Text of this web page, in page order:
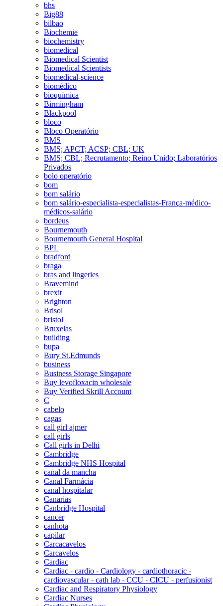
bhs
Big88
bilbao
Biochemie
biochemistry
biomedical
Biomedical Scientist
Biomedical Scientists
biomedical-science
biomédico
bioquímica
Birmingham
Blackpool
bloco
Bloco Operatório
BMS
BMS; APCT; ACSP; CBL; UK
BMS; CBL; Recrutamento; Reino Unido; Laboratórios
Privados
bolo operatório
bom
bom salário
bom salário-especialista-especialistas-França-médico-
médicos-salário
bordeus
Bournemouth
Bournemouth General Hospital
BPL
bradford
braga
bras and lingeries
Bravemind
brexit
Brighton
Brisol
bristol
Bruxelas
building
bupa
Bury St.Edmunds
business
Business Storage Singapore
Buy levofloxacin wholesale
Buy Verified Skrill Account
C
cabelo
cagas
call girl ajmer
call girls
Call girls in Delhi
Cambridge
Cambridge NHS Hospital
canal da mancha
Canal Farmácia
canal hospitalar
Canarias
Canbridge Hospital
cancer
canhota
capilar
Carcacavelos
Carcavelos
Cardiac
Cardiac - cardio - Cardiology - cardiothoracic -
cardiovascular - cath lab - CCU - CICU - perfusionist
Cardiac and Respiratory Physiology
Cardiac Nurses